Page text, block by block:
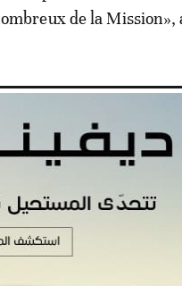
de la Mission»,
toutes les
processus politique
subi le plus de